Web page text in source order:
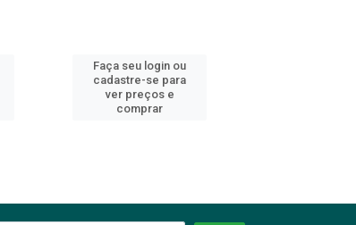
Faça seu login ou
cadastre-se para
ver preços e
comprar